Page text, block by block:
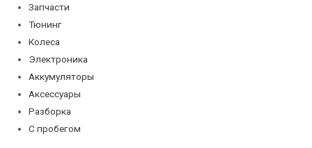
Запчасти
Тюнинг
Колеса
Электроника
Аккумуляторы
Аксессуары
Разборка
С пробегом